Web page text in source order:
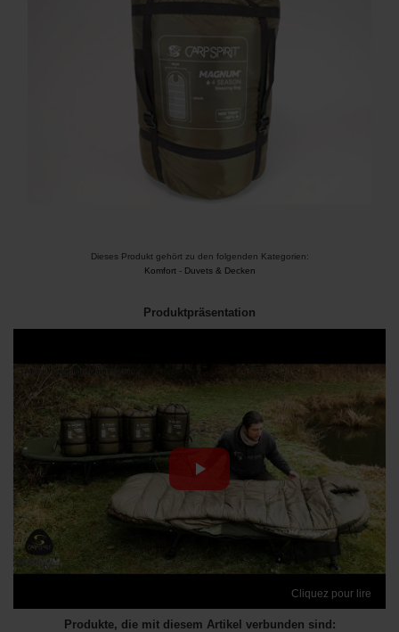
Dieses Produkt gehört zu den folgenden Kategorien:
Komfort- Duvets & Decken
Produktpräsentation
Cliquez pour lire
Produkte, die mit diesem Artikel verbunden sind: